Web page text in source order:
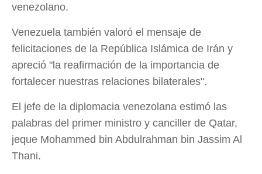
venezolano.
Venezuela también valoró el mensaje de
felicitaciones de la República Islámica de Irán y
apreció "la reafirmación de la importancia de
fortalecer nuestras relaciones bilaterales".
El jefe de la diplomacia venezolana estimó las
palabras del primer ministro y canciller de Qatar,
jeque Mohammed bin Abdulrahman bin Jassim Al
Thani.